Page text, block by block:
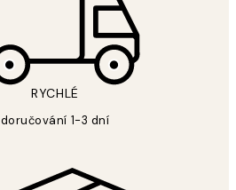
RYCHLÉ
doručování 1-3 dní